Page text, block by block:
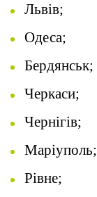
Львів;
Одеса;
Бердянськ;
Черкаси;
Чернігів;
Маріуполь;
Рівне;